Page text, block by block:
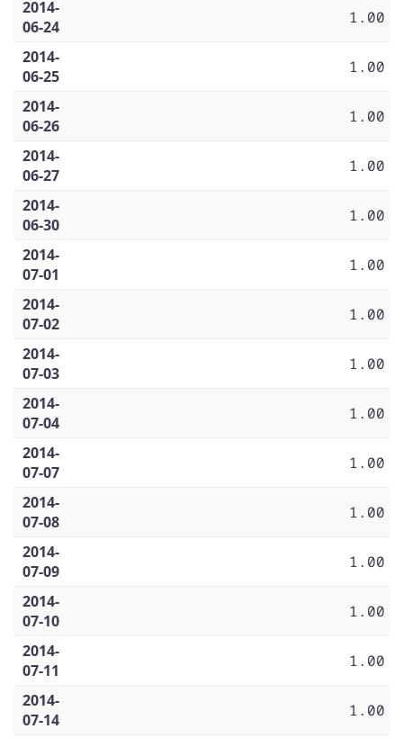
2014-
06-24
1.00
2014-
06-25
1.00
2014-
06-26
1.00
2014-
06-27
1.00
2014-
06-30
1.00
2014-
07-01
1.00
2014-
07-02
1.00
2014-
07-03
1.00
2014-
07-04
1.00
2014-
07-07
1.00
2014-
07-08
1.00
2014-
07-09
1.00
2014-
07-10
1.00
2014-
07-11
1.00
2014-
07-14
1.00